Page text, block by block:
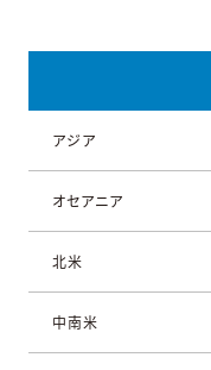
アジア
オセアニア
北米
中南米